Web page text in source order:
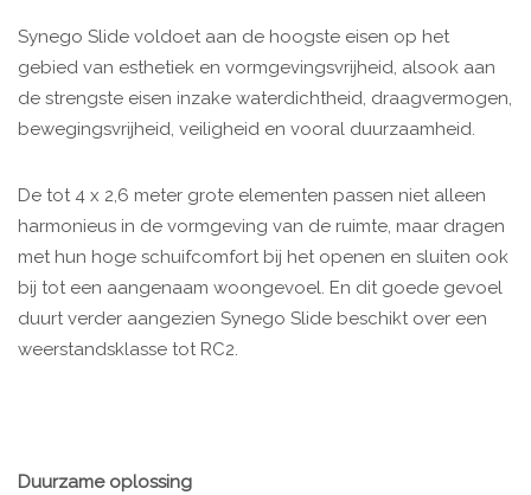
Synego Slide voldoet aan de hoogste eisen op het
gebied van esthetiek en vormgevingsvrijheid, alsook aan
de strengste eisen inzake waterdichtheid, draagvermogen,
bewegingsvrijheid, veiligheid en vooral duurzaamheid.
De tot 4 x 2,6 meter grote elementen passen niet alleen
harmonieus in de vormgeving van de ruimte, maar dragen
met hun hoge schuifcomfort bij het openen en sluiten ook
bij tot een aangenaam woongevoel. En dit goede gevoel
duurt verder aangezien Synego Slide beschikt over een
weerstandsklasse tot RC2.
Duurzame oplossing